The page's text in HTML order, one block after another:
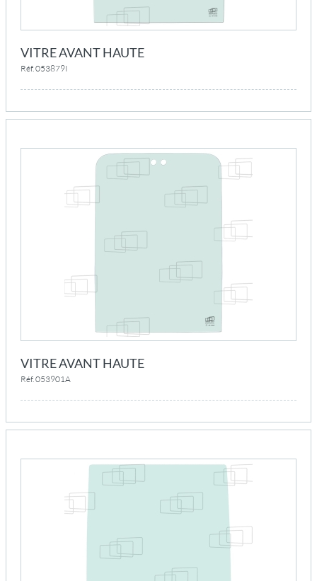
VITRE AVANT HAUTE
Réf. 053879I
VITRE AVANT HAUTE
Réf. 053901A